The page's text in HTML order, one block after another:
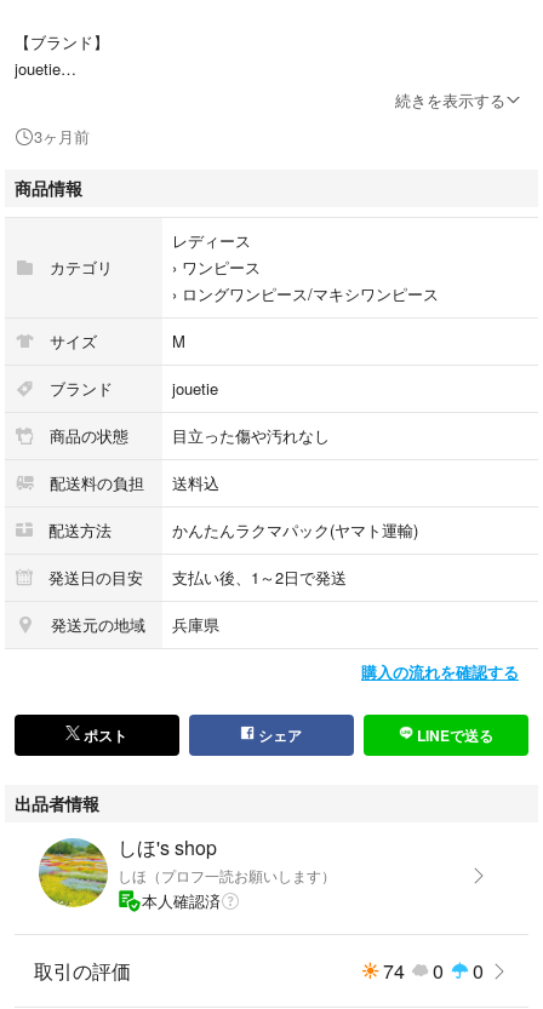
【ブランド】
jouetie
写真にてタグや実物、採寸表をご確認ください。
※必ず2枚目ご確認下さい
折りたたんで発送いたします。たたみジワはご了承ください。
続きを表示する
3ヶ月前
商品情報
カテゴリ
レディース
› ワンピース
› ロングワンピース/マキシワンピース
サイズ M
ブランド jouetie
商品の状態 目立った傷や汚れなし
配送料の負担 送料込
配送方法 かんたんラクマパック(ヤマト運輸)
発送日の目安 支払い後、1～2日で発送
発送元の地域 兵庫県
購入の流れを確認する
ポスト シェア LINEで送る
出品者情報
しほ's shop
しほ（プロフ一読お願いします）
本人確認済
取引の評価 74 0 0